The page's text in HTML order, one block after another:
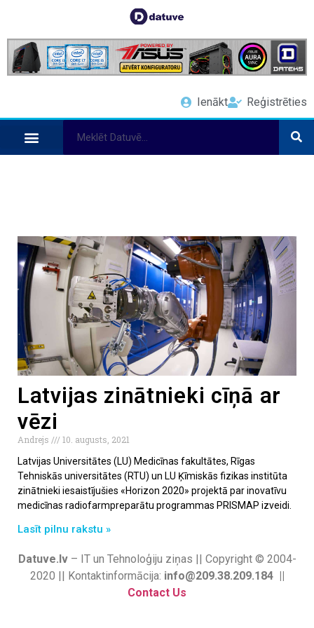
Ienākt Reģistrēties
Latvijas zinātnieki cīņā ar
vēzi
Andrejs
10. augusts, 2021
Latvijas Universitātes (LU) Medicīnas fakultātes, Rīgas
Tehniskās universitātes (RTU) un LU Ķīmiskās fizikas institūta
zinātnieki iesaistījušies «Horizon 2020» projektā par inovatīvu
medicīnas radiofarmpreparātu programmas PRISMAP izveidi.
Lasīt pilnu rakstu »
Datuve.lv– IT un Tehnoloģiju ziņas || Copyright © 2004-
2020 || Kontaktinformācija: info@209.38.209.184 ||
Contact Us